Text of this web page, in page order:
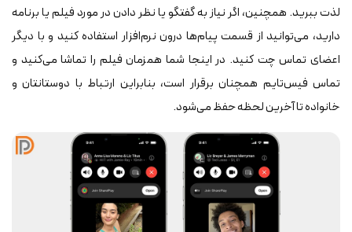
لذت ببرید. همچنین، اگر نیاز به گفتگو یا نظر دادن در مورد فیلم یا برنامه
دارید، می‌توانید از قسمت پیام‌ها درون نرم‌افزار استفاده کنید و با دیگر
اعضای تماس چت کنید. در اینجا شما همزمان فیلم را تماشا می‌کنید و
تماس فیس‌تایم همچنان برقرار است، بنابراین ارتباط با دوستانتان و
خانواده تا آخرین لحظه حفظ می‌شود.